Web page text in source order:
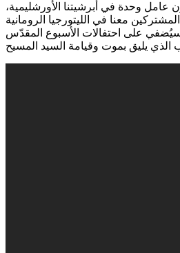
عامل وحدة في أبرشيتنا الأورشليمية،
معنا في الليتورجيا الرومانية
سيُضفي على احتفالات الأسبوع المقدّس